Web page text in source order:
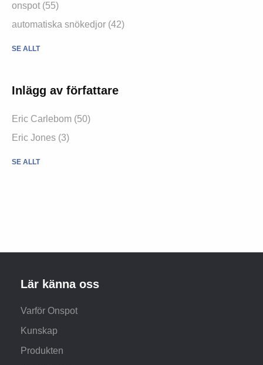
onspot (55)
automatiska snökedjor (42)
SE ALLT
Inlägg av författare
Eric Carlebom (50)
Eric Jones (3)
SE ALLT
Lär känna oss
Varför Onspot
Kunskap
Produkten